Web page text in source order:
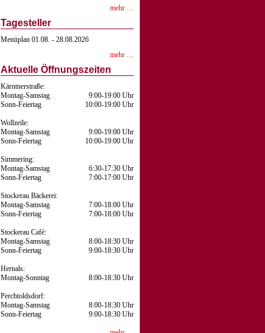
mehr …
Tagesteller
Menüplan 01.08. - 28.08.2026
mehr …
Aktuelle Öffnungszeiten
Kärntnerstraße:
Montag-Samstag
Sonn-Feiertag
9:00-19:00 Uhr
10:00-19:00 Uhr
Wollzeile:
Montag-Samstag
Sonn-Feiertag
9:00-19:00 Uhr
10:00-19:00 Uhr
Simmering:
Montag-Samstag
Sonn-Feiertag
6:30-17:30 Uhr
7:00-17:00 Uhr
Stockerau Bäckerei:
Montag-Samstag
7:00-18:00 Uhr
Sonn-Feiertag
7:00-18:00 Uhr
Stockerau Café:
Montag-Samstag
Sonn-Feiertag
8:00-18:30 Uhr
9:00-18:30 Uhr
Hernals:
Montag-Sonntag
8:00-18:30 Uhr
Perchtoldsdorf:
Montag-Samstag
Sonn-Feiertag
8:00-18:30 Uhr
9:00-18:30 Uhr